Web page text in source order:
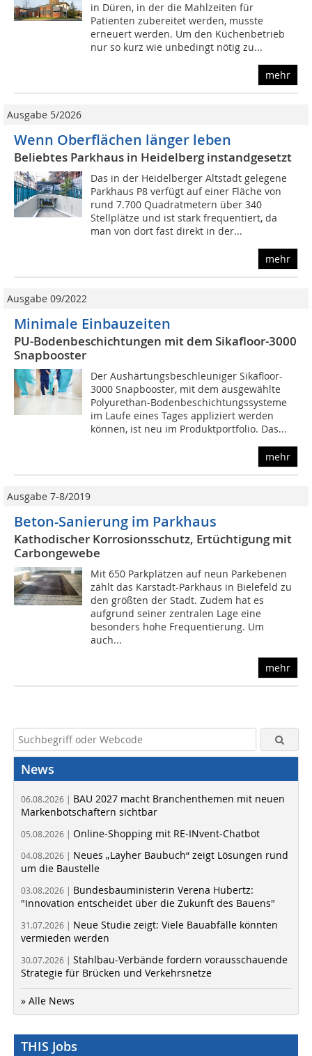
in Düren, in der die Mahlzeiten für
Patienten zubereitet werden, musste
erneuert werden. Um den Küchenbetrieb
nur so kurz wie unbedingt nötig zu...
mehr
Ausgabe 5/2026
Wenn Oberflächen länger leben
Beliebtes Parkhaus in Heidelberg instandgesetzt
Das in der Heidelberger Altstadt gelegene
Parkhaus P8 verfügt auf einer Fläche von
rund 7.700 Quadratmetern über 340
Stellplätze und ist stark frequentiert, da
man von dort fast direkt in der...
mehr
Ausgabe 09/2022
Minimale Einbauzeiten
PU-Bodenbeschichtungen mit dem Sikafloor-3000
Snapbooster
Der Aushärtungsbeschleuniger Sikafloor-
3000 Snapbooster, mit dem ausgewählte
Polyurethan-Bodenbeschichtungssysteme
im Laufe eines Tages appliziert werden
können, ist neu im Produktportfolio. Das...
mehr
Ausgabe 7-8/2019
Beton-Sanierung im Parkhaus
Kathodischer Korrosionsschutz, Ertüchtigung mit
Carbongewebe
Mit 650 Parkplätzen auf neun Parkebenen
zählt das Karstadt-Parkhaus in Bielefeld zu
den größten der Stadt. Zudem hat es
aufgrund seiner zentralen Lage eine
besonders hohe Frequentierung. Um
auch...
mehr
News
06.08.2026 | BAU 2027 macht Branchenthemen mit neuen
Markenbotschaftern sichtbar
05.08.2026 | Online-Shopping mit RE-INvent-Chatbot
04.08.2026 | Neues „Layher Baubuch“ zeigt Lösungen rund
um die Baustelle
03.08.2026 | Bundesbauministerin Verena Hubertz:
"Innovation entscheidet über die Zukunft des Bauens"
31.07.2026 | Neue Studie zeigt: Viele Bauabfälle könnten
vermieden werden
30.07.2026 | Stahlbau-Verbände fordern vorausschauende
Strategie für Brücken und Verkehrsnetze
» Alle News
THIS Jobs